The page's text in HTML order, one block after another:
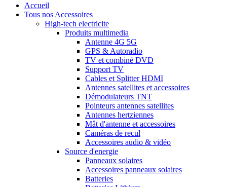
Accueil
Tous nos Accessoires
High-tech electricite
Produits multimedia
Antenne 4G 5G
GPS & Autoradio
TV et combiné DVD
Support TV
Cables et Splitter HDMI
Antennes satellites et accessoires
Démodulateurs TNT
Pointeurs antennes satellites
Antennes hertziennes
Mât d'antenne et accessoires
Caméras de recul
Accessoires audio & vidéo
Source d'energie
Panneaux solaires
Accessoires panneaux solaires
Batteries